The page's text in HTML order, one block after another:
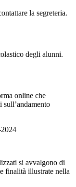
la segreteria.
degli alunni.
online che
si avvalgono di
finalità illustrate nella